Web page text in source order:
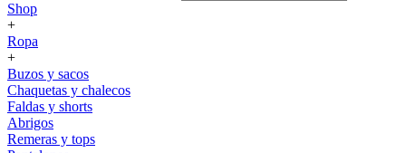
Shop
+
Ropa
+
Buzos y sacos
Chaquetas y chalecos
Faldas y shorts
Abrigos
Remeras y tops